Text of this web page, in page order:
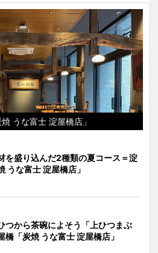
うな富士 淀屋橋店」
を盛り込んだ2種類の夏コース＝淀
うな富士 淀屋橋店」
つから茶碗によそう「上ひつまぶ
橋「炭焼 うな富士 淀屋橋店」